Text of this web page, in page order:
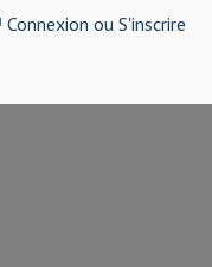
Connexion ou S'inscrire